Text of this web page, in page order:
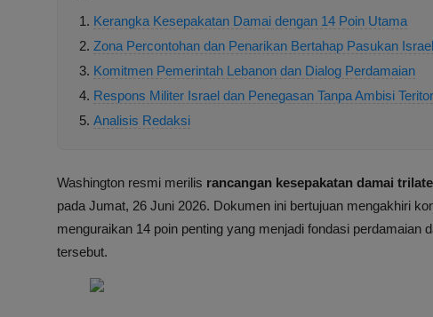
Kerangka Kesepakatan Damai dengan 14 Poin Utama
Zona Percontohan dan Penarikan Bertahap Pasukan Israel
Komitmen Pemerintah Lebanon dan Dialog Perdamaian
Respons Militer Israel dan Penegasan Tanpa Ambisi
Analisis Redaksi
Washington resmi merilis rancangan kesepakatan damai
pada Jumat, 26 Juni 2026. Dokumen ini bertujuan mengakhiri
menguraikan 14 poin penting yang menjadi fondasi perdamaian
tersebut.